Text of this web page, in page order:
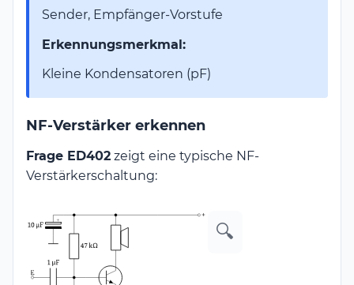
Sender, Empfänger-Vorstufe
Erkennungsmerkmal:
Kleine Kondensatoren (pF)
NF-Verstärker erkennen
Frage ED402 zeigt eine typische NF-
Verstärkerschaltung:
🔍